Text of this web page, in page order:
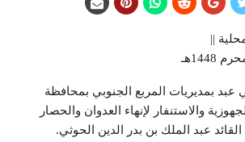
محلية ||
عبد بمديريات المربع الجنوبي بمحافظة
والاستنفار لإنهاء العدوان والحصار
عبد الملك بن بدر الدين الحوثي.